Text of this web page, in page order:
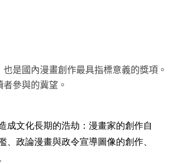
是國內漫畫創作最具指標意義的獎項。
參與的冀望。
成文化長期的浩劫：漫畫家的創作自
政論漫畫與政令宣導圖像的創作、